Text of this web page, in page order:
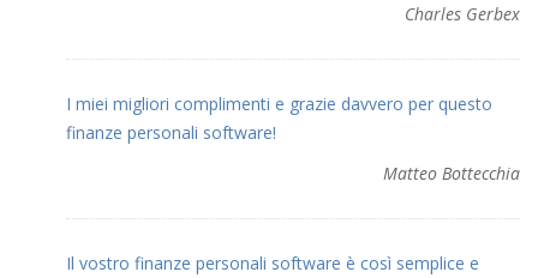
Charles Gerbex
I miei migliori complimenti e grazie davvero per questo
finanze personali software!
Matteo Bottecchia
Il vostro finanze personali software è così semplice e